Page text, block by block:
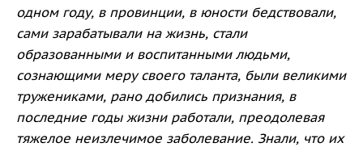
одном году, в провинции, в юности бедствовали,
сами зарабатывали на жизнь, стали
образованными и воспитанными людьми,
сознающими меру своего таланта, были великими
тружениками, рано добились признания, в
последние годы жизни работали, преодолевая
тяжелое неизлечимое заболевание. Знали, что их